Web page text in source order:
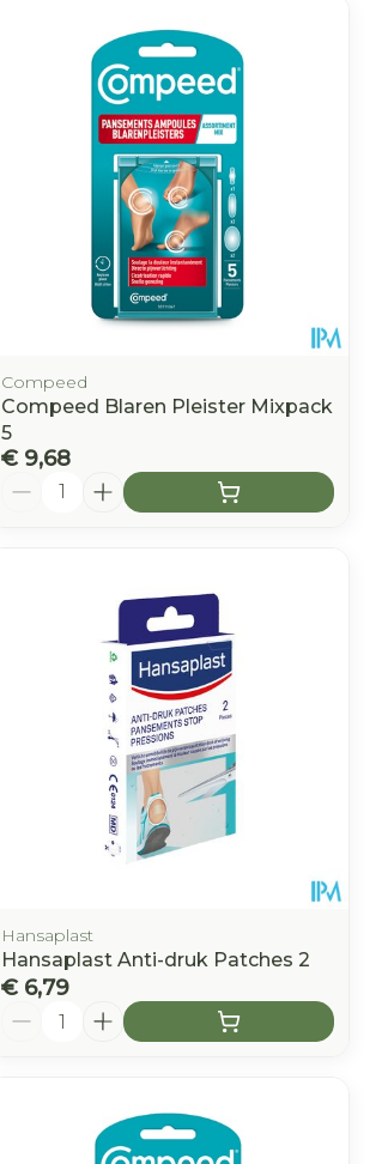
Compeed
Compeed Blaren Pleister Mixpack
5
€ 9,68
Aantal
Hansaplast
Hansaplast Anti-druk Patches 2
€ 6,79
Aantal